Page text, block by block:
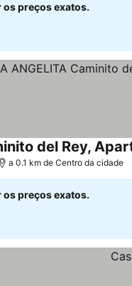
os preços exatos.
del Rey,
a 0.1 km de Centro da cidade
os preços exatos.